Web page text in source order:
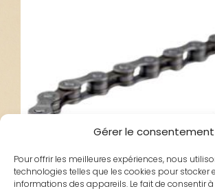
Gérer le consentement
Pour offrir les meilleures expériences, nous
technologies telles que les cookies pour stocker
informations des appareils. Le fait de consentir